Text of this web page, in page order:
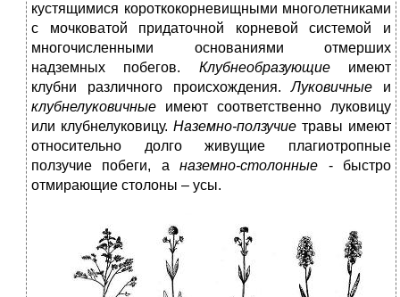
кустящимися короткокорневищными многолетниками
с мочковатой придаточной корневой системой и
многочисленными основаниями отмерших
надземных побегов. Клубнеобразующие имеют
клубни различного происхождения.Луковичные и
клубнелуковичные имеют соответственно луковицу
или клубнелуковицу. Наземно-ползучие травы имеют
относительно долго живущие плагиотропные
ползучие побеги, аназемно-столонные - быстро
отмирающие столоны – усы.